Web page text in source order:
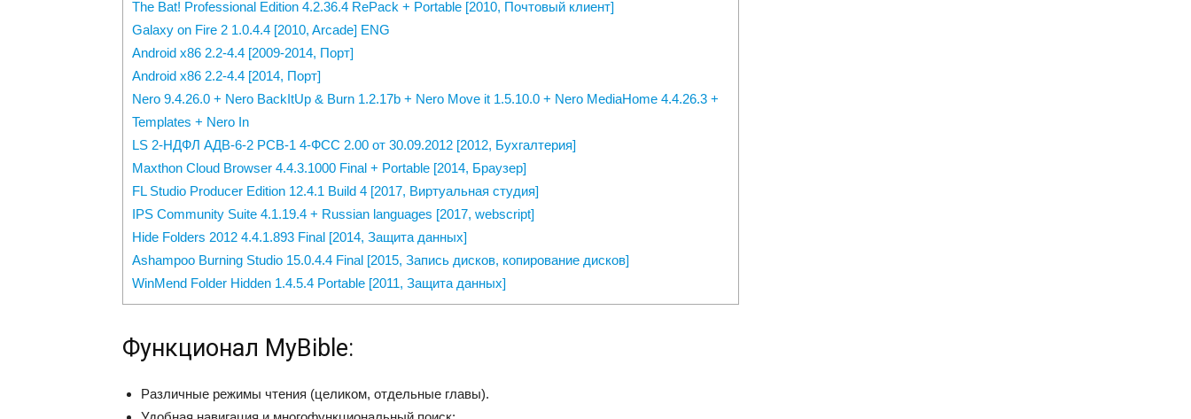
The Bat! Professional Edition 4.2.36.4 RePack + Portable [2010, Почтовый клиент]
Galaxy on Fire 2 1.0.4.4 [2010, Arcade] ENG
Android x86 2.2-4.4 [2009-2014, Порт]
Android x86 2.2-4.4 [2014, Порт]
Nero 9.4.26.0 + Nero BackItUp & Burn 1.2.17b + Nero Move it 1.5.10.0 + Nero MediaHome 4.4.26.3 +
Templates + Nero In
LS 2-НДФЛ АДВ-6-2 РСВ-1 4-ФСС 2.00 от 30.09.2012 [2012, Бухгалтерия]
Maxthon Cloud Browser 4.4.3.1000 Final + Portable [2014, Браузер]
FL Studio Producer Edition 12.4.1 Build 4 [2017, Виртуальная студия]
IPS Community Suite 4.1.19.4 + Russian languages [2017, webscript]
Hide Folders 2012 4.4.1.893 Final [2014, Защита данных]
Ashampoo Burning Studio 15.0.4.4 Final [2015, Запись дисков, копирование дисков]
WinMend Folder Hidden 1.4.5.4 Portable [2011, Защита данных]
Функционал MyBible:
Различные режимы чтения (целиком, отдельные главы).